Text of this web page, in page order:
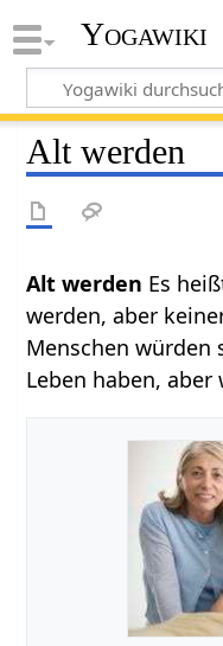
Yogawiki
Alt werden
Es
werden, aber
Menschen würden
Leben haben,